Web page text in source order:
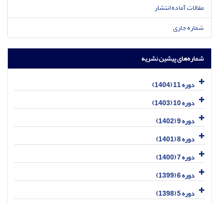
مقالات آماده انتشار
شماره جاری
شماره‌های پیشین نشریه
دوره 11 (1404)
دوره 10 (1403)
دوره 9 (1402)
دوره 8 (1401)
دوره 7 (1400)
دوره 6 (1399)
دوره 5 (1398)